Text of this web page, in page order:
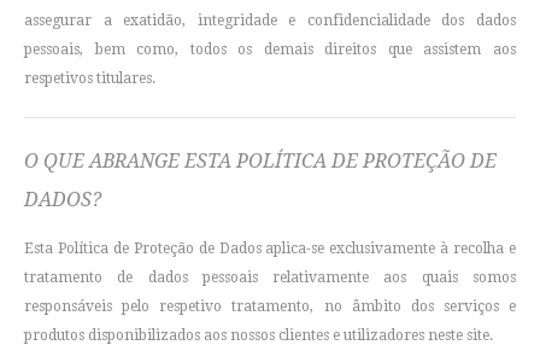
assegurar a exatidão, integridade e confidencialidade dos dados
pessoais, bem como, todos os demais direitos que assistem aos
respetivos titulares.
O QUE ABRANGE ESTA POLÍTICA DE PROTEÇÃO DE
DADOS?
Esta Política de Proteção de Dados aplica-se exclusivamente à recolha e
tratamento de dados pessoais relativamente aos quais somos
responsáveis pelo respetivo tratamento, no âmbito dos serviços e
produtos disponibilizados aos nossos clientes e utilizadores neste site.